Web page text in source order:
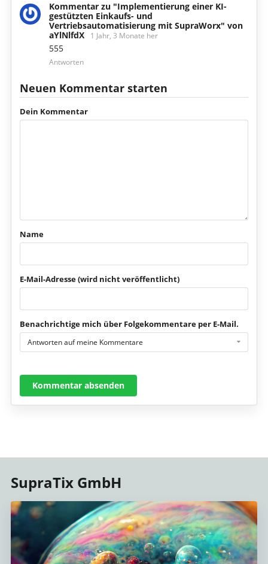
Kommentar zu "Implementierung einer KI-
gestützten Einkaufs- und
Vertriebsautomatisierung mit SupraWorx" von
aYlNlfdX
1 Jahr, 3 Monate her
555
Antworten
Neuen Kommentar starten
Dein Kommentar
Name
E-Mail-Adresse (wird nicht veröffentlicht)
Benachrichtige mich über Folgekommentare per E-Mail.
Antworten auf meine Kommentare
Kommentar absenden
SupraTix GmbH